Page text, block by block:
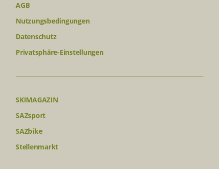
AGB
Nutzungsbedingungen
Datenschutz
Privatsphäre-Einstellungen
SKIMAGAZIN
SAZsport
SAZbike
Stellenmarkt